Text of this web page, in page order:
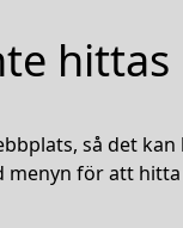
hittas
så det
menyn för att